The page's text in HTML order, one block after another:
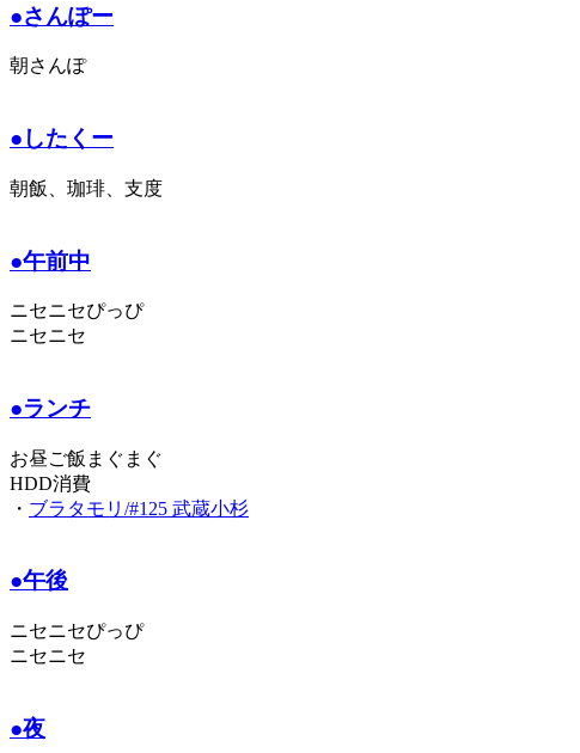
●さんぽー
朝さんぽ
●したくー
朝飯、珈琲、支度
●午前中
ニセニセぴっぴ
ニセニセ
●ランチ
お昼ご飯まぐまぐ
HDD消費
・ ブラタモリ/#125 武蔵小杉
●午後
ニセニセぴっぴ
ニセニセ
●夜